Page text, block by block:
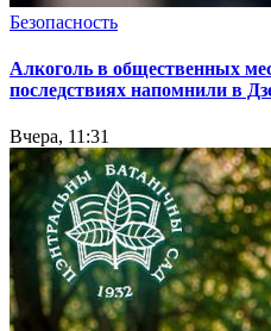
Безопасность
Алкоголь в общественных
последствиях напомнили в
Вчера, 11:31